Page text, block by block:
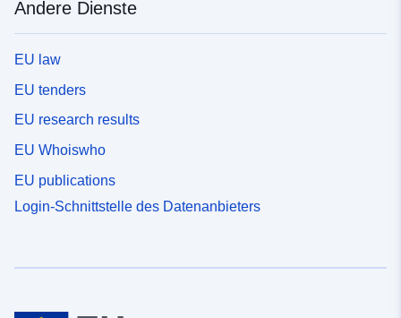
Andere Dienste
EU law
EU tenders
EU research results
EU Whoiswho
EU publications
Login-Schnittstelle des Datenanbieters